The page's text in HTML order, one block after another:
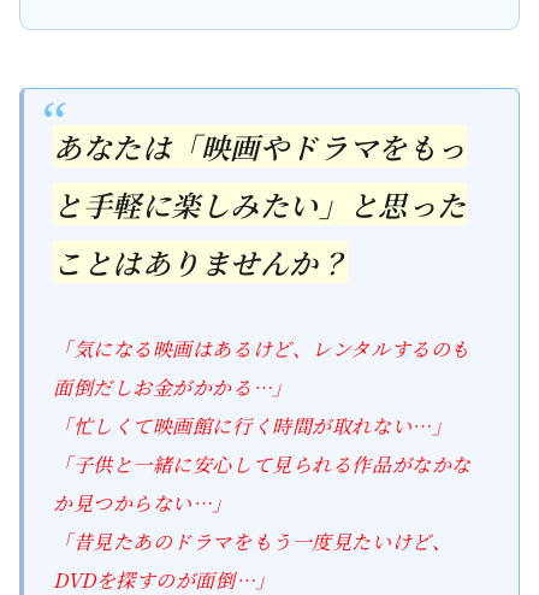
あなたは「映画やドラマをもっ
と手軽に楽しみたい」と思った
ことはありませんか？
「気になる映画はあるけど、レンタルするのも
面倒だしお金がかかる…」
「忙しくて映画館に行く時間が取れない…」
「子供と一緒に安心して見られる作品がなかな
か見つからない…」
「昔見たあのドラマをもう一度見たいけど、
DVDを探すのが面倒…」